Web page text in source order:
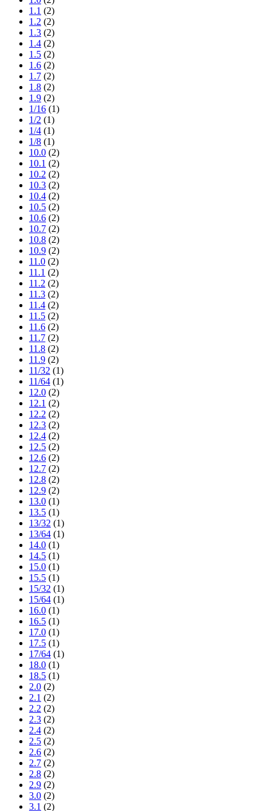
1.1 (2)
1.2 (2)
1.3 (2)
1.4 (2)
1.5 (2)
1.6 (2)
1.7 (2)
1.8 (2)
1.9 (2)
1/16 (1)
1/2 (1)
1/4 (1)
1/8 (1)
10.0 (2)
10.1 (2)
10.2 (2)
10.3 (2)
10.4 (2)
10.5 (2)
10.6 (2)
10.7 (2)
10.8 (2)
10.9 (2)
11.0 (2)
11.1 (2)
11.2 (2)
11.3 (2)
11.4 (2)
11.5 (2)
11.6 (2)
11.7 (2)
11.8 (2)
11.9 (2)
11/32 (1)
11/64 (1)
12.0 (2)
12.1 (2)
12.2 (2)
12.3 (2)
12.4 (2)
12.5 (2)
12.6 (2)
12.7 (2)
12.8 (2)
12.9 (2)
13.0 (1)
13.5 (1)
13/32 (1)
13/64 (1)
14.0 (1)
14.5 (1)
15.0 (1)
15.5 (1)
15/32 (1)
15/64 (1)
16.0 (1)
16.5 (1)
17.0 (1)
17.5 (1)
17/64 (1)
18.0 (1)
18.5 (1)
2.0 (2)
2.1 (2)
2.2 (2)
2.3 (2)
2.4 (2)
2.5 (2)
2.6 (2)
2.7 (2)
2.8 (2)
2.9 (2)
3.0 (2)
3.1 (2)